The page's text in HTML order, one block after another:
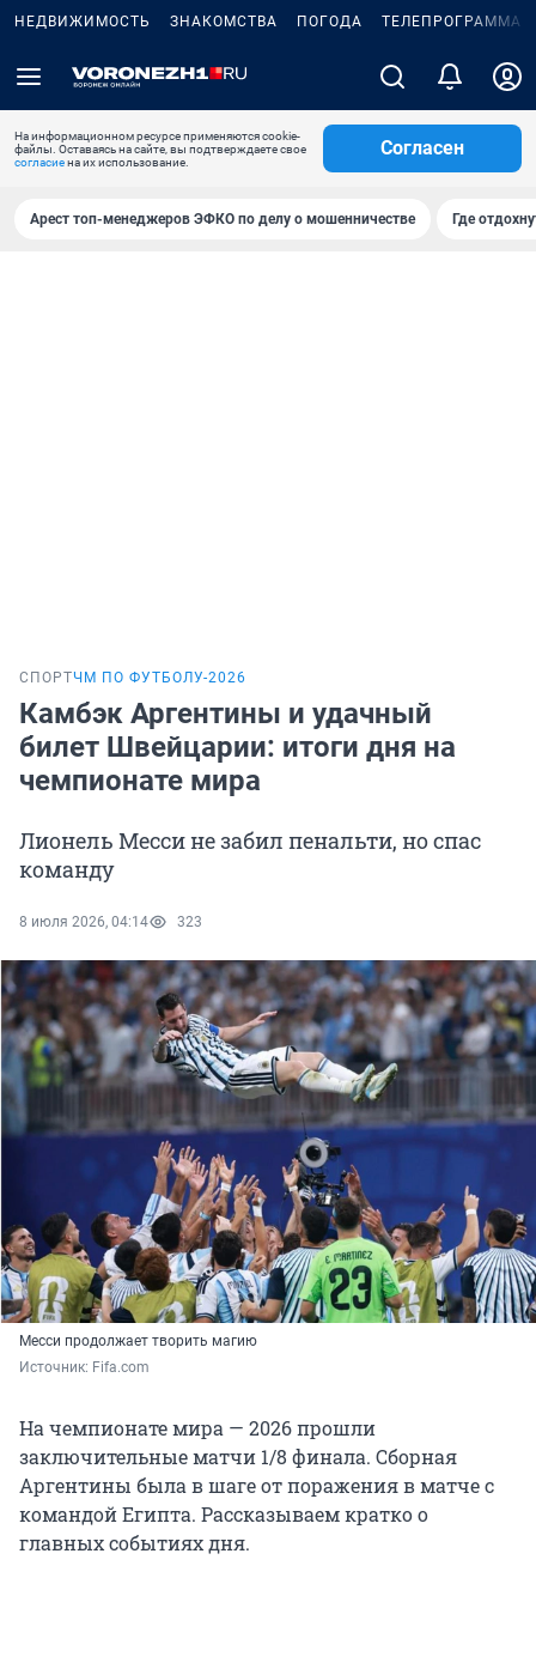
НЕДВИЖИМОСТЬ ЗНАКОМСТВА ПОГОДА ТЕЛЕПРОГРАММА
На информационном ресурсе применяются cookie-
файлы. Оставаясь на сайте, вы подтверждаете свое
согласиена их использование.
Согласен
Арест топ-менеджеров ЭФКО по делу о мошенничестве Где
СПОРТЧМ ПО ФУТБОЛУ-2026
Камбэк Аргентины и удачный
билет Швейцарии: итоги дня на
чемпионате мира
Лионель Месси не забил пенальти, но спас
команду
8 июля 2026, 04:14 323
Месси продолжает творить магию
Источник: Fifa.сom
На чемпионате мира — 2026 прошли
заключительные матчи 1/8 финала. Сборная
Аргентины была в шаге от поражения в матче с
командой Египта. Рассказываем кратко о
главных событиях дня.